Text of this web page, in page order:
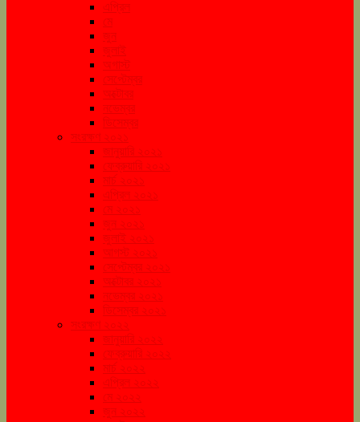
এপ্রিল
মে
জুন
জুলাই
অগাস্ট
সেপ্টেম্বর
অক্টোবর
নভেম্বর
ডিসেম্বর
সংরক্ষণ ২০২১
জানুয়ারি ২০২১
ফেব্রুয়ারি ২০২১
মার্চ ২০২১
এপ্রিল ২০২১
মে ২০২১
জুন ২০২১
জুলাই ২০২১
আগস্ট ২০২১
সেপ্টেম্বর ২০২১
অক্টোবর ২০২১
নভেম্বর ২০২১
ডিসেম্বর ২০২১
সংরক্ষণ ২০২২
জানুয়ারি ২০২২
ফেব্রুয়ারি ২০২২
মার্চ ২০২২
এপ্রিল ২০২২
মে ২০২২
জুন ২০২২